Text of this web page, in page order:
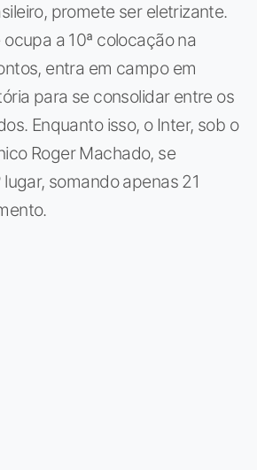
promete ser eletrizante.
ocupa a 10ª colocação na
entra em campo em
para se consolidar entre os
Enquanto isso, o Inter, sob o
Roger Machado, se
somando apenas 21